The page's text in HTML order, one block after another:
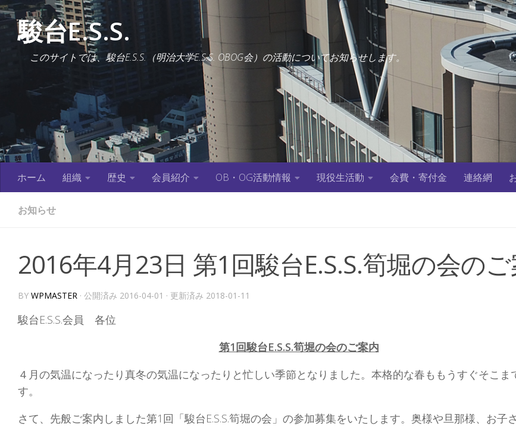
コンテンツへスキップ
駿台E.S.S.
このサイトでは、駿台E.S.S.（明治大学E.S.S. OBOG会）の活動についてお知らせします。
ホーム 組織 歴史 会員紹介 OB・OG活動情報 現役生活動 会費・寄付金 連絡網
お知らせ
2016年4月23日 第1回駿台E.S.S.筍堀の会の
BY WPMASTER · 公開済み 2016-04-01 · 更新済み 2018-01-11
駿台E.S.S.会員 各位
第1回駿台E.S.S.筍堀の会のご案内
４月の気温になったり真冬の気温になったりと忙しい季節となりました。本格的な春ももうすぐそこま
す。
さて、先般ご案内しました第1回「駿台E.S.S.筍堀の会」の参加募集をいたします。奥様や旦那様、お子